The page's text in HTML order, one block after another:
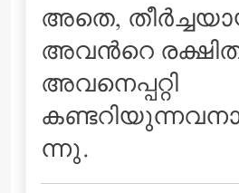
അതെ,
അവന്‍റെ
അവനെപ്പറ്റി
ന്നു.